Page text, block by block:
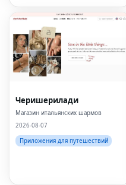
Черишерилади
Магазин итальянских шармов
2026-08-07
Приложения для путешествий